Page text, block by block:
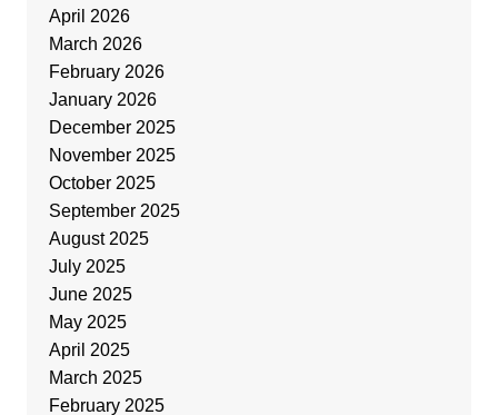
April 2026
March 2026
February 2026
January 2026
December 2025
November 2025
October 2025
September 2025
August 2025
July 2025
June 2025
May 2025
April 2025
March 2025
February 2025